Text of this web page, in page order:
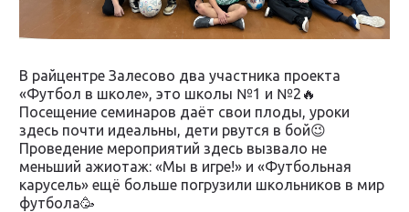
В райцентре Залесово два участника проекта
«Футбол в школе», это школы №1 и №2🔥
Посещение семинаров даёт свои плоды, уроки
здесь почти идеальны, дети рвутся в бой😉
Проведение мероприятий здесь вызвало не
меньший ажиотаж: «Мы в игре!» и «Футбольная
карусель» ещё больше погрузили школьников в мир
футбола🥳